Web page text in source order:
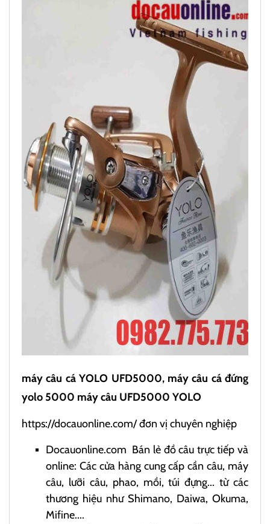
máy câu cá YOLO UFD5000, máy câu cá đứng
yolo 5000 máy câu UFD5000 YOLO
https://docauonline.com/đơn vị chuyên nghiệp
Docauonline.com Bán lẻ đồ câu trực tiếp và
online: Các cửa hàng cung cấp cần câu, máy
câu, lưỡi câu, phao, mồi, túi đựng... từ các
thương hiệu như Shimano, Daiwa, Okuma,
Mifine....